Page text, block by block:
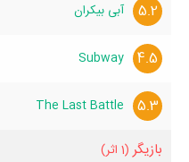
5.2 آبی بیکران
4.5
Subway
5.3
The Last Battle
بازیگر (1 اثر)